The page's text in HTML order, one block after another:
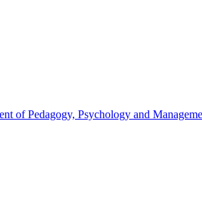
of Pedagogy, Psychology and